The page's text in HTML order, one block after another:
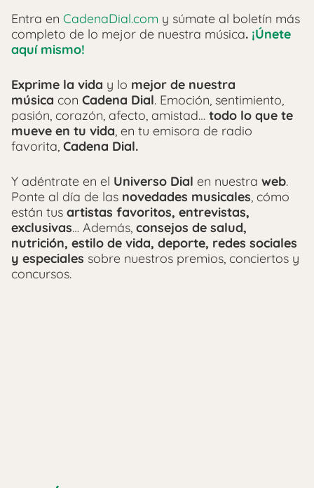
Entra en CadenaDial.com y súmate al boletín más
completo de lo mejor de nuestra música. ¡Únete
aquí mismo!
Exprime la vida y lo mejor de nuestra
música con Cadena Dial. Emoción, sentimiento,
pasión, corazón, afecto, amistad… todo lo que te
mueve en tu vida, en tu emisora de radio
favorita, Cadena Dial.
Y adéntrate en el Universo Dial en nuestra web.
Ponte al día de las novedades musicales, cómo
están tus artistas favoritos, entrevistas,
exclusivas… Además, consejos de salud,
nutrición, estilo de vida, deporte, redes sociales
y especiales sobre nuestros premios, conciertos y
concursos.